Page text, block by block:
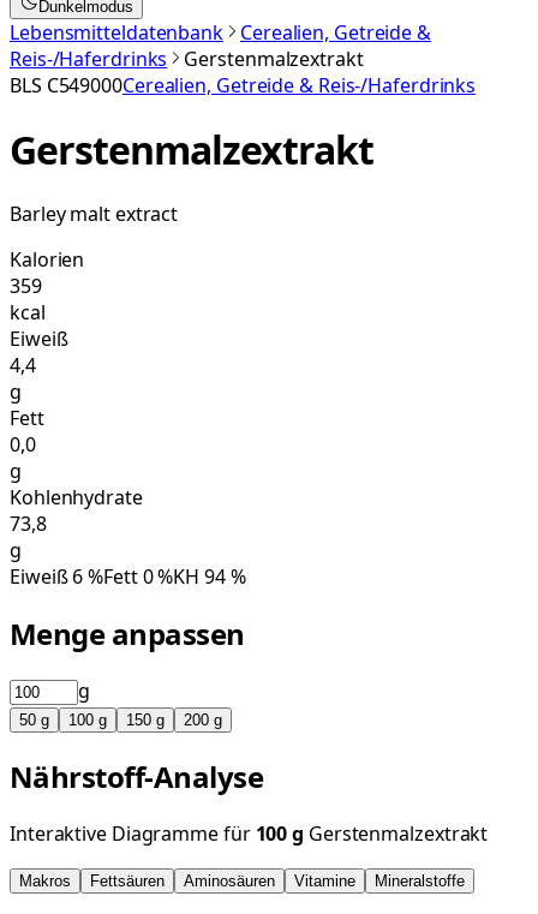
Dunkelmodus
Lebensmitteldatenbank
Cerealien, Getreide &
Reis-/Haferdrinks
Gerstenmalzextrakt
BLS C549000Cerealien, Getreide & Reis-/Haferdrinks
Gerstenmalzextrakt
Barley malt extract
Kalorien
359
kcal
Eiweiß
4,4
g
Fett
0,0
g
Kohlenhydrate
73,8
g
Eiweiß6%Fett0%KH94%
Menge anpassen
g
50 g 100 g 150 g 200 g
Nährstoff-Analyse
Interaktive Diagramme für 100g Gerstenmalzextrakt
Makros Fettsäuren Aminosäuren Vitamine Mineralstoffe